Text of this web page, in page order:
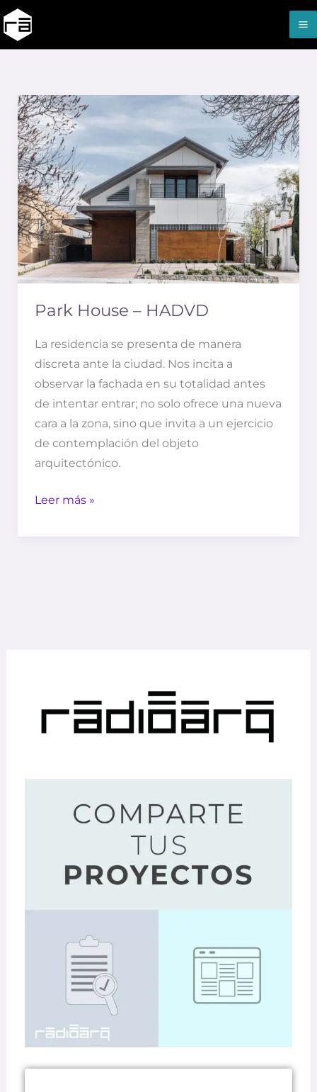
al
contenido
Park House – HADVD
La residencia se presenta de manera
discreta ante la ciudad. Nos incita a
observar la fachada en su totalidad antes
de intentar entrar; no solo ofrece una nueva
cara a la zona, sino que invita a un ejercicio
de contemplación del objeto
arquitectónico.
Park
House
–
HADVD
Leer más »